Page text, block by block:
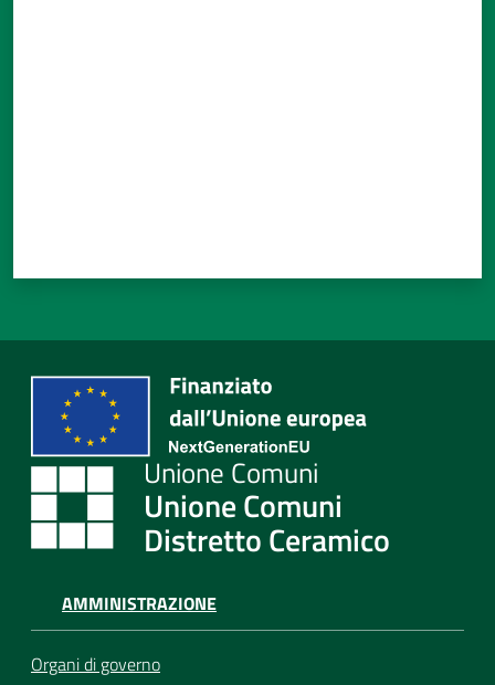
Unione Comuni
Distretto Ceramico
AMMINISTRAZIONE
Organi di governo